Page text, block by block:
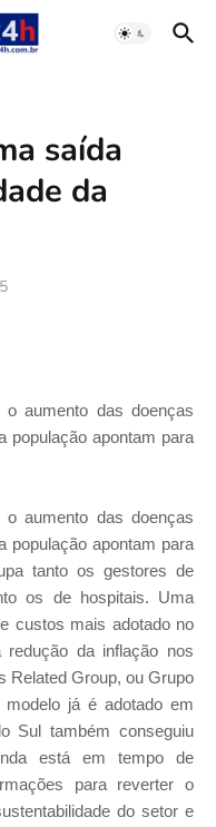
saída
da
aumento das doenças
população apontam para
aumento das doenças
população apontam para
tanto os gestores de
os de hospitais. Uma
custos mais adotado no
da inflação nos
Related Group, ou Grupo
já é adotado em
Sul também conseguiu
está em tempo de
para reverter o
do setor e